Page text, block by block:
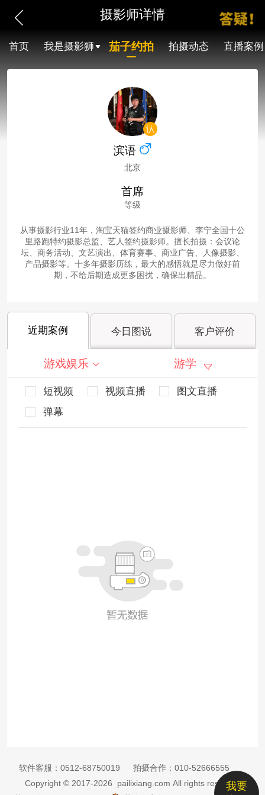
摄影师详情
首页 我是摄影狮 茄子约拍 拍摄动态 直播案例
滨语
北京
首席
等级
从事摄影行业11年，淘宝天猫签约商业摄影师、李宁全国十公
里路跑特约摄影总监、艺人签约摄影师。擅长拍摄：会议论
坛、商务活动、文艺演出、体育赛事、商业广告、人像摄影、
产品摄影等。十多年摄影历练，最大的感悟就是尽力做好前
期，不给后期造成更多困扰，确保出精品。
近期案例 今日图说 客户评价
游戏娱乐 游学
短视频 视频直播
图文直播
弹幕
我要
软件客服： 0512-68750019 拍摄合作： 010-52666555
Copyright © 2017-2026 pailixiang.com All rights reserved